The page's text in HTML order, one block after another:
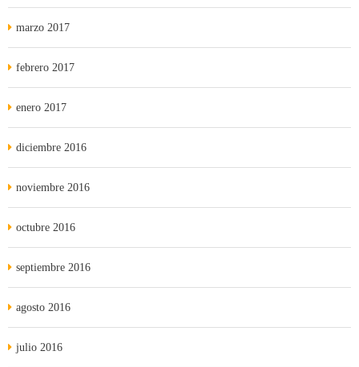
marzo 2017
febrero 2017
enero 2017
diciembre 2016
noviembre 2016
octubre 2016
septiembre 2016
agosto 2016
julio 2016